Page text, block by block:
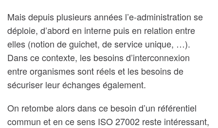
Mais depuis plusieurs années l’e-administration se
déploie, d’abord en interne puis en relation entre
elles (notion de guichet, de service unique, …).
Dans ce contexte, les besoins d’interconnexion
entre organismes sont réels et les besoins de
sécuriser leur échanges également.
On retombe alors dans ce besoin d’un référentiel
commun et en ce sens ISO 27002 reste intéressant,